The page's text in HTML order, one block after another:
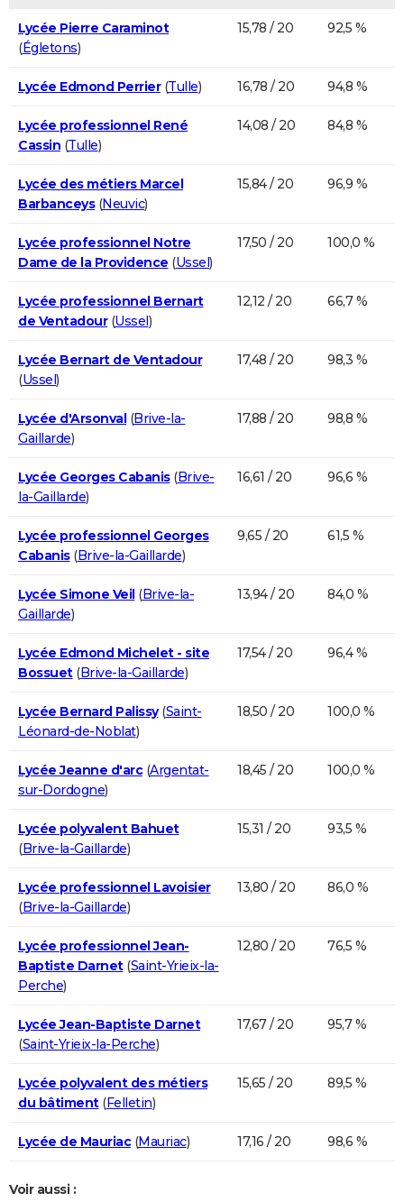
Lycée Pierre Caraminot
(Égletons)
15,78 / 20 92,5 %
Lycée Edmond Perrier(Tulle) 16,78 / 20 94,8 %
Lycée professionnel René
Cassin (Tulle)
14,08 / 20 84,8 %
Lycée des métiers Marcel
Barbanceys(Neuvic)
15,84 / 20 96,9 %
Lycée professionnel Notre
Dame de la Providence (Ussel)
17,50 / 20 100,0 %
Lycée professionnel Bernart
de Ventadour(Ussel)
12,12 / 20 66,7 %
Lycée Bernart de Ventadour
(Ussel)
17,48 / 20 98,3 %
Lycée d'Arsonval(Brive-la-
Gaillarde)
17,88 / 20 98,8 %
Lycée Georges Cabanis(Brive-
la-Gaillarde)
16,61 / 20 96,6 %
Lycée professionnel Georges
Cabanis(Brive-la-Gaillarde)
9,65 / 20 61,5 %
Lycée Simone Veil(Brive-la-
Gaillarde)
13,94 / 20 84,0 %
Lycée Edmond Michelet - site
Bossuet(Brive-la-Gaillarde)
17,54 / 20 96,4 %
Lycée Bernard Palissy(Saint-
Léonard-de-Noblat)
18,50 / 20 100,0 %
Lycée Jeanne d'arc(Argentat-
sur-Dordogne)
18,45 / 20 100,0 %
Lycée polyvalent Bahuet
(Brive-la-Gaillarde)
15,31 / 20 93,5 %
Lycée professionnel Lavoisier
(Brive-la-Gaillarde)
13,80 / 20 86,0 %
Lycée professionnel Jean-
Baptiste Darnet(Saint-Yrieix-la-
Perche)
12,80 / 20 76,5 %
Lycée Jean-Baptiste Darnet
(Saint-Yrieix-la-Perche)
17,67 / 20 95,7 %
Lycée polyvalent des métiers
du bâtiment(Felletin)
15,65 / 20 89,5 %
Lycée de Mauriac(Mauriac) 17,16 / 20 98,6 %
Voir aussi :